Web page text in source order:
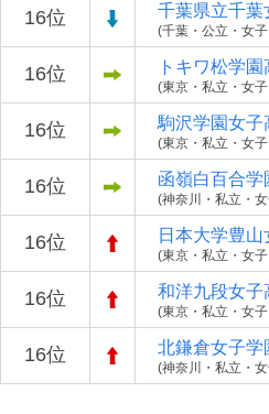
16位 千葉県立千葉
(千葉・公立・女子
16位 トキワ松学
(東京・私立・女子
16位 駒沢学園女子
(東京・私立・女子
16位 函嶺白百合学
(神奈川・私立・女
16位 日本大学豊
(東京・私立・女子
16位 和洋九段女子
(東京・私立・女子
16位 北鎌倉女子学
(神奈川・私立・女